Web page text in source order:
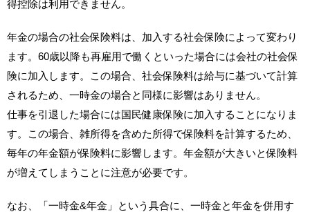
得控除は利用できません。
年金の場合の社会保険料は、加入する社会保険によって変わり
ます。60歳以降も再雇用で働くといった場合には会社の社会保
険に加入します。この場合、社会保険料は給与に基づいて計算
されるため、一時金の場合と同様に影響はありません。
仕事を引退した場合には国民健康保険に加入することになりま
す。この場合、雑所得を含めた所得で保険料を計算するため、
毎年の年金額が保険料に影響します。年金額が大きいと保険料
が増えてしまうことに注意が必要です。
なお、「一時金&年金」という具合に、一時金と年金を併用す